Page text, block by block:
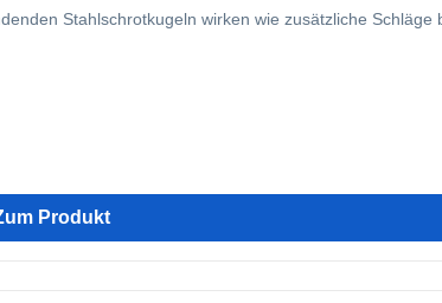
Stahlschrotkugeln wirken wie zusätzliche
Produkt